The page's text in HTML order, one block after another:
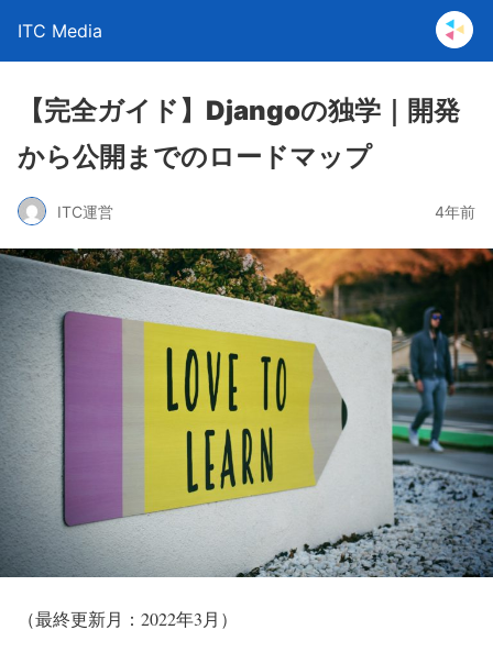
ITC Media
【完全ガイド】Djangoの独学｜開発
から公開までのロードマップ
ITC運営 4年前
（最終更新月：2022年3月）